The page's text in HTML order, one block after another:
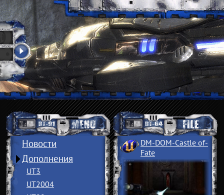
Новости
Дополнения
UT3
UT2004
DM-DOM-Castle of­
Fate